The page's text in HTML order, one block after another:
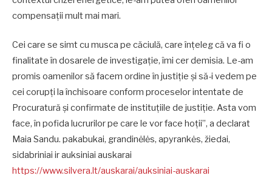
compensații mult mai mari.
Cei care se simt cu musca pe căciulă, care înțeleg că va fi o
finalitate în dosarele de investigație, îmi cer demisia. Le-am
promis oamenilor să facem ordine în justiție și să-i vedem pe
cei corupți la închisoare conform proceselor intentate de
Procuratură și confirmate de instituțiile de justiție. Asta vom
face, în pofida lucrurilor pe care le vor face hoții”, a declarat
Maia Sandu. pakabukai, grandinėlės, apyrankės, žiedai,
sidabriniai ir auksiniai auskarai
https://www.silvera.lt/auskarai/auksiniai-auskarai